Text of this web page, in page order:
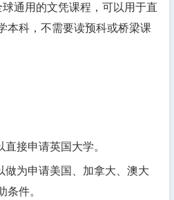
通用的文凭课程，可以用于直
本科，不需要读预科或桥梁课
直接申请英国大学。
做为申请美国、加拿大、澳大
条件。